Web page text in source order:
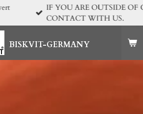
BISKVIT-GERMANY
OF GERMANY, PLEASE GET IN